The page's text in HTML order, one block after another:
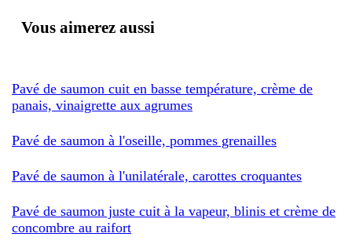
Vous aimerez aussi
Pavé de saumon cuit en basse température, crème de
panais, vinaigrette aux agrumes
Pavé de saumon à l'oseille, pommes grenailles
Pavé de saumon à l'unilatérale, carottes croquantes
Pavé de saumon juste cuit à la vapeur, blinis et crème de
concombre au raifort